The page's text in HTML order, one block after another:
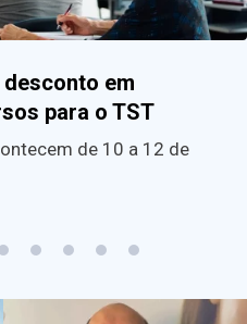
em
para o TST
de 10 a 12 de